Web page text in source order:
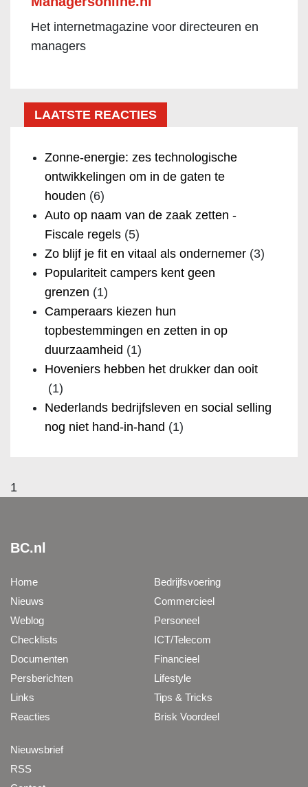
Het internetmagazine voor directeuren en
managers
LAATSTE REACTIES
Zonne-energie: zes technologische
ontwikkelingen om in de gaten te
houden (6)
Auto op naam van de zaak zetten -
Fiscale regels (5)
Zo blijf je fit en vitaal als ondernemer (3)
Populariteit campers kent geen
grenzen (1)
Camperaars kiezen hun
topbestemmingen en zetten in op
duurzaamheid (1)
Hoveniers hebben het drukker dan ooit
(1)
Nederlands bedrijfsleven en social selling
nog niet hand-in-hand (1)
1
BC.nl
Home
Nieuws
Weblog
Checklists
Documenten
Persberichten
Links
Reacties
Bedrijfsvoering
Commercieel
Personeel
ICT/Telecom
Financieel
Lifestyle
Tips & Tricks
Brisk Voordeel
Nieuwsbrief
RSS